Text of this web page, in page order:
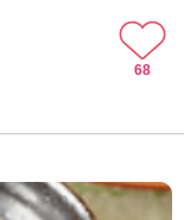
68